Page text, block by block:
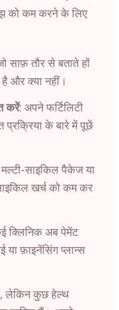
को कम करने के लिए
साफ़ तौर से बताते हों
और क्या नहीं।
करें: अपने फर्टिलिटी
प्रक्रिया के बारे में पूछें
साइकिल पैकेज या
खर्च को कम कर
क्लिनिक अब पेमेंट
फ़ाइनेंसिंग प्लान्स
लेकिन कुछ हेल्थ